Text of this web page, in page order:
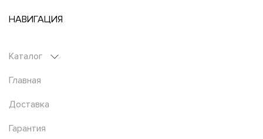
НАВИГАЦИЯ
Каталог
Главная
Доставка
Гарантия